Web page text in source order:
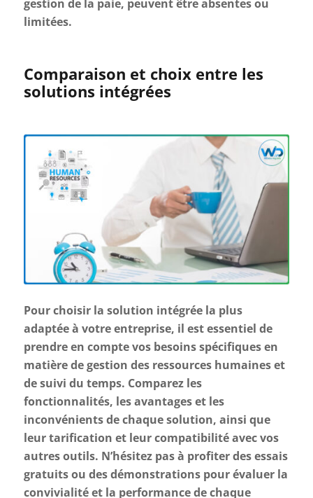
gestion de la paie, peuvent être absentes ou
limitées.
Comparaison et choix entre les
solutions intégrées
Pour choisir la solution intégrée la plus
adaptée à votre entreprise, il est essentiel de
prendre en compte vos besoins spécifiques en
matière de gestion des ressources humaines et
de suivi du temps. Comparez les
fonctionnalités, les avantages et les
inconvénients de chaque solution, ainsi que
leur tarification et leur compatibilité avec vos
autres outils. N’hésitez pas à profiter des essais
gratuits ou des démonstrations pour évaluer la
convivialité et la performance de chaque